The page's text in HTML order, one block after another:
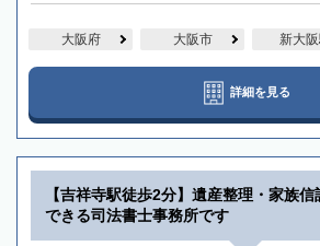
大阪府 大阪市 新大
詳細を見る
【吉祥寺駅徒歩2分】遺産整理・家族
できる司法書士事務所です